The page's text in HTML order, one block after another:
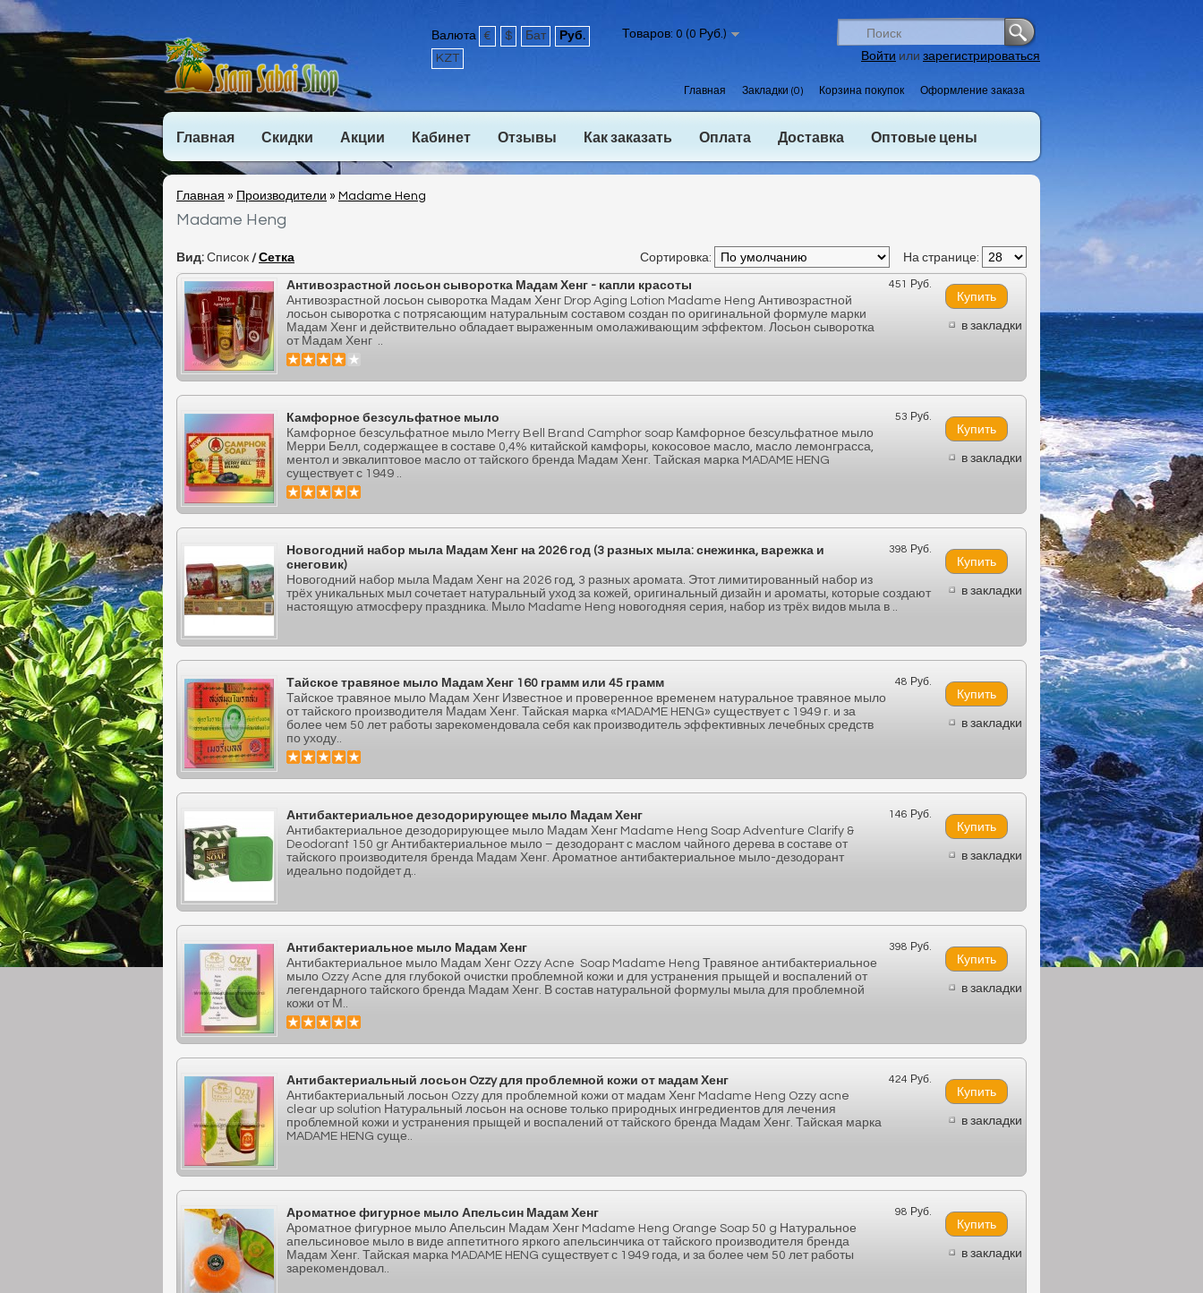
Валюта € $ Бат
Руб.
KZT
Товаров: 0 (0 Руб.)
Войти или зарегистрироваться
Главная Закладки (0) Корзина покупок Оформление заказа
Главная Скидки Акции Кабинет Отзывы Как заказать Оплата Доставка Оптовые цены
Главная » Производители » Madame Heng
Madame Heng
Вид: Список / Сетка На странице:
Сортировка:
в закладки
451 Руб.
Антивозрастной лосьон сыворотка Мадам Хенг - капли красоты
Антивозрастной лосьон сыворотка Мадам Хенг Drop Aging Lotion Madame Heng Антивозрастной
лосьон сыворотка с потрясающим натуральным составом создан по оригинальной формуле марки
Мадам Хенг и действительно обладает выраженным омолаживающим эффектом. Лосьон сыворотка
от Мадам Хенг ..
в закладки
53 Руб.
Камфорное безсульфатное мыло
Камфорное безсульфатное мыло Merry Bell Brand Camphor soap Камфорное безсульфатное мыло
Мерри Белл, содержащее в составе 0,4% китайской камфоры, кокосовое масло, масло лемонграсса,
ментол и эвкалиптовое масло от тайского бренда Мадам Хенг. Тайская марка MADAME HENG
существует с 1949 ..
в закладки
398 Руб.
Новогодний набор мыла Мадам Хенг на 2026 год (3 разных мыла: снежинка, варежка и
снеговик)
Новогодний набор мыла Мадам Хенг на 2026 год, 3 разных аромата. Этот лимитированный набор из
трёх уникальных мыл сочетает натуральный уход за кожей, оригинальный дизайн и ароматы, которые создают
настоящую атмосферу праздника. Мыло Madame Heng новогодняя серия, набор из трёх видов мыла в ..
в закладки
48 Руб.
Тайское травяное мыло Мадам Хенг 160 грамм или 45 грамм
Тайское травяное мыло Мадам Хенг Известное и проверенное временем натуральное травяное мыло
от тайского производителя Мадам Хенг. Тайская марка «MADAME HENG» существует с 1949 г. и за
более чем 50 лет работы зарекомендовала себя как производитель эффективных лечебных средств
по уходу..
в закладки
146 Руб.
Антибактериальное дезодорирующее мыло Мадам Хенг
Антибактериальное дезодорирующее мыло Мадам Хенг Madame Heng Soap Adventure Clarify &
Deodorant 150 gr Антибактериальное мыло – дезодорант с маслом чайного дерева в составе от
тайского производителя бренда Мадам Хенг. Ароматное антибактериальное мыло-дезодорант
идеально подойдет д..
в закладки
398 Руб.
Антибактериальное мыло Мадам Хенг
Антибактериальное мыло Мадам Хенг Ozzy Acne Soap Madame Heng Травяное антибактериальное
мыло Ozzy Acne для глубокой очистки проблемной кожи и для устранения прыщей и воспалений от
легендарного тайского бренда Мадам Хенг. В состав натуральной формулы мыла для проблемной
кожи от М..
в закладки
424 Руб.
Антибактериальный лосьон Ozzy для проблемной кожи от мадам Хенг
Антибактериальный лосьон Ozzy для проблемной кожи от мадам Хенг Madame Heng Ozzy acne
clear up solution Натуральный лосьон на основе только природных ингредиентов для лечения
проблемной кожи и устранения прыщей и воспалений от тайского бренда Мадам Хенг. Тайская марка
MADAME HENG суще..
в закладки
98 Руб.
Ароматное фигурное мыло Апельсин Мадам Хенг
Ароматное фигурное мыло Апельсин Мадам Хенг Madame Heng Orange Soap 50 g Натуральное
апельсиновое мыло в виде аппетитного яркого апельсинчика от тайского производителя бренда
Мадам Хенг. Тайская марка MADAME HENG существует с 1949 года, и за более чем 50 лет работы
зарекомендовал..